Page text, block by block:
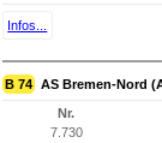
Infos...
B 74 AS Bremen-Nord
Nr.
7.730